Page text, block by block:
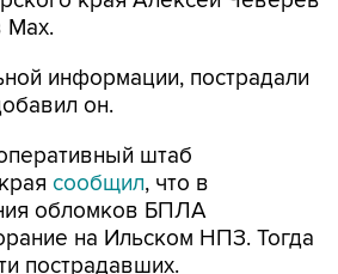
Max.
информации, пострадали
он.
штаб
сообщил, что в
обломков БПЛА
на Ильском НПЗ. Тогда
пострадавших.